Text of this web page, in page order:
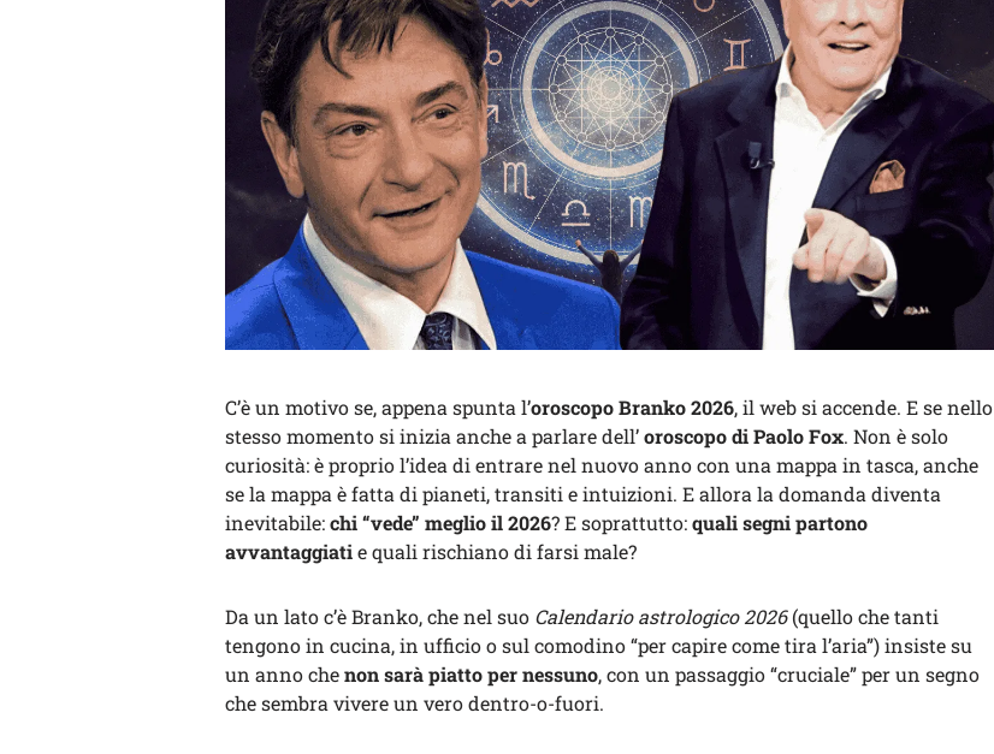
C’è un motivo se, appena spunta l’oroscopo Branko 2026, il web si accende. E se nello
stesso momento si inizia anche a parlare dell’oroscopo di Paolo Fox. Non è solo
curiosità: è proprio l’idea di entrare nel nuovo anno con una mappa in tasca, anche
se la mappa è fatta di pianeti, transiti e intuizioni. E allora la domanda diventa
inevitabile:chi “vede” meglio il 2026? E soprattutto:quali segni partono
avvantaggiatie quali rischiano di farsi male?
Da un lato c’è Branko, che nel suo Calendario astrologico 2026(quello che tanti
tengono in cucina, in ufficio o sul comodino “per capire come tira l’aria”) insiste su
un anno chenon sarà piatto per nessuno, con un passaggio “cruciale” per un segno
che sembra vivere un vero dentro-o-fuori.